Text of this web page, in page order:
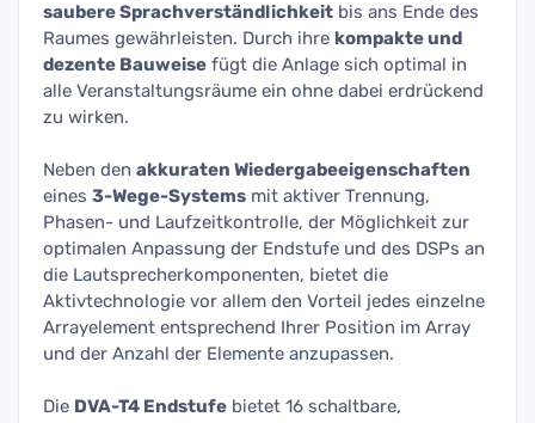
saubere Sprachverständlichkeit bis ans Ende des
Raumes gewährleisten. Durch ihre kompakte und
dezente Bauweise fügt die Anlage sich optimal in
alle Veranstaltungsräume ein ohne dabei erdrückend
zu wirken.
Neben den akkuraten Wiedergabeeigenschaften
eines 3-Wege-Systems mit aktiver Trennung,
Phasen- und Laufzeitkontrolle, der Möglichkeit zur
optimalen Anpassung der Endstufe und des DSPs an
die Lautsprecherkomponenten, bietet die
Aktivtechnologie vor allem den Vorteil jedes einzelne
Arrayelement entsprechend Ihrer Position im Array
und der Anzahl der Elemente anzupassen.
Die DVA-T4 Endstufe bietet 16 schaltbare,